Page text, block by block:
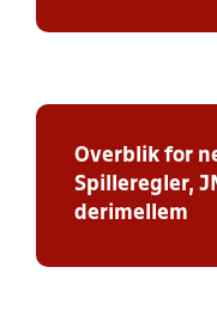
Overblik for
Spilleregler,
derimellem